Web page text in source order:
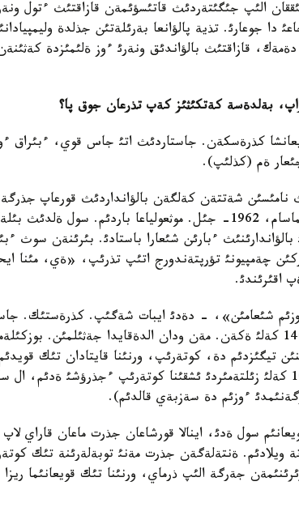
الئپ جئگئتةردئث قاتئسؤئمةن قازاقتئث ءتول
دا جوعارئ. تذية پالؤانعا بةرئلةتئن جذلدة
قازاقتئث بالؤاندئق ونةرئ ءوز ةلئمئزدة كةثئنةن
بةلدةسة كةتكئثئز كةپ تذرعان جوق پا؟
كذرةسكةن. جاستاردئث اتئ جاس قوي، ءبئراق ءوز
ةم (كذلئپ).
شةتتةن كةلگةن بالؤانداردئث قورعاپ
كذيئپ كةتة جازدايمئن. جاثئلماسام، 1962- جئل. موثعولياعا باردئم.
بالؤاندارئنئث ءبارئن شئعارا باستادئ. بئرئنةن سوث
موثعوليانئث 10 دذركئن چةمپيونئ تؤرپتةندورج اتئپ تذرئپ،
اقئرئندئ.
اراسئنداعئ كةزئ ةدئ. سالماعئ 140 كةلئ ةكةن. مةن ودان الدةقايدا
تيگئزدئم دة، كوتةرئپ، ورنئنا قايتادان تئك
ءوزئم دة سةزبةي قالدئم).
سول ةدئ، اينالا قورشاعان جذرت ماعان قاراي
ةنتةلةگةن جذرت مةنئ توبةلةرئنة تئك
جةرگة الئپ ذرماي، ورنئنا تئك قويعانئما